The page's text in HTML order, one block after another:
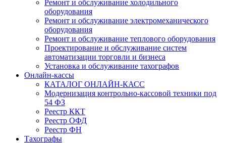
Ремонт и обслуживание холодильного
оборудования
Ремонт и обслуживание электромеханического
оборудования
Ремонт и обслуживание теплового оборудования
Проектирование и обслуживание систем
автоматизации торговли и бизнеса
Установка и обслуживание тахографов
Онлайн-кассы
КАТАЛОГ ОНЛАЙН-КАСС
Модернизация контрольно-кассовой техники под
54 ФЗ
Реестр ККТ
Реестр ОФД
Реестр ФН
Тахографы